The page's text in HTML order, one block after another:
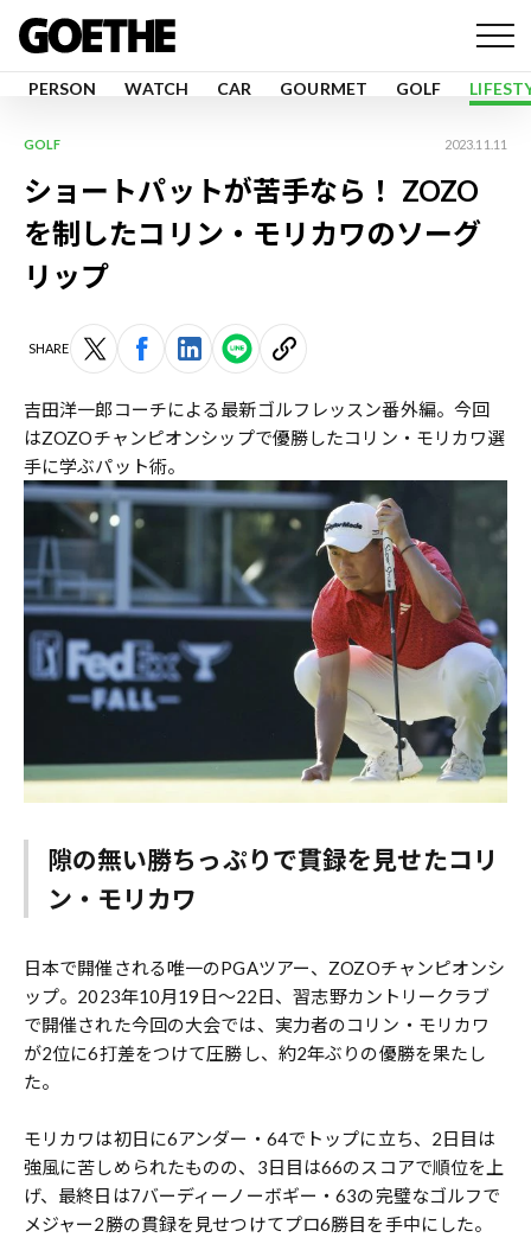
PERSON WATCH CAR GOURMET GOLF
GOLF 2023.11.11
ショートパットが苦手なら！ ZOZO
を制したコリン・モリカワのソーグ
リップ
SHARE
吉田洋一郎コーチによる最新ゴルフレッスン番外編。今回
はZOZOチャンピオンシップで優勝したコリン・モリカワ選
手に学ぶパット術。
隙の無い勝ちっぷりで貫録を見せたコリ
ン・モリカワ
日本で開催される唯一のPGAツアー、ZOZOチャンピオンシ
ップ。2023年10月19日～22日、習志野カントリークラブ
で開催された今回の大会では、実力者のコリン・モリカワ
が2位に6打差をつけて圧勝し、約2年ぶりの優勝を果たし
た。
モリカワは初日に6アンダー・64でトップに立ち、2日目は
強風に苦しめられたものの、3日目は66のスコアで順位を上
げ、最終日は7バーディーノーボギー・63の完璧なゴルフで
メジャー2勝の貫録を見せつけてプロ6勝目を手中にした。